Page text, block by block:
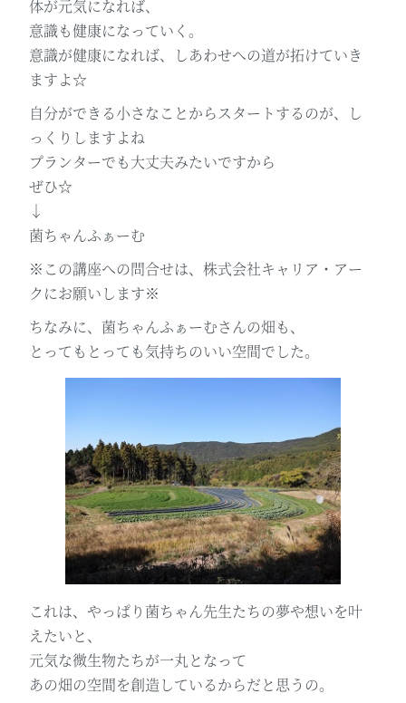
体が元気になれば、
意識も健康になっていく。
意識が健康になれば、しあわせへの道が拓けていき
ますよ☆
自分ができる小さなことからスタートするのが、し
っくりしますよね
プランターでも大丈夫みたいですから
ぜひ☆
↓
菌ちゃんふぁーむ
※この講座への問合せは、株式会社キャリア・アー
クにお願いします※
ちなみに、菌ちゃんふぁーむさんの畑も、
とってもとっても気持ちのいい空間でした。
これは、やっぱり菌ちゃん先生たちの夢や想いを叶
えたいと、
元気な微生物たちが一丸となって
あの畑の空間を創造しているからだと思うの。